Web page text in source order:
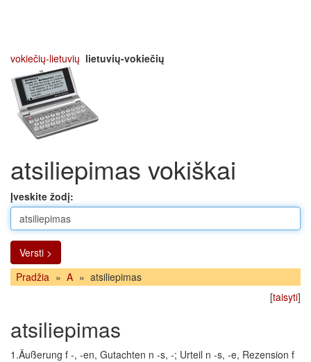
vokiečių-lietuvių lietuvių-vokiečių
atsiliepimas vokiškai
Įveskite žodį:
Versti >
Pradžia » A » atsiliepimas
[taisyti]
atsiliepimas
1.Äußerung f -, -en, Gutachten n -s, -; Urteil n -s, -e, Rezension f